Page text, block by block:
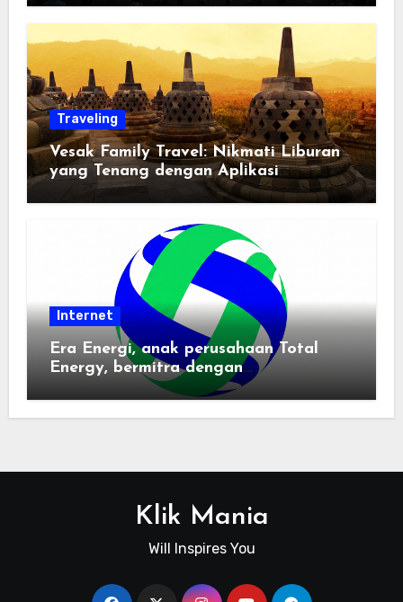
Traveling
Vesak Family Travel: Nikmati Liburan
yang Tenang dengan Aplikasi
Pemindai PDF
Internet
Era Energi, anak perusahaan Total
Energy, bermitra dengan
Zhuochuangtong untuk mempercepat
transisi energi Indonesia — raksasa
Klik Mania
Will Inspires You